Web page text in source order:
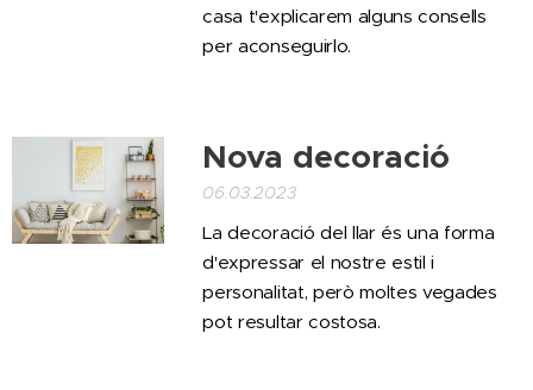
casa t'explicarem alguns consells
per aconseguirlo.
Nova decoració
06.03.2023
La decoració del llar és una forma
d'expressar el nostre estil i
personalitat, però moltes vegades
pot resultar costosa.